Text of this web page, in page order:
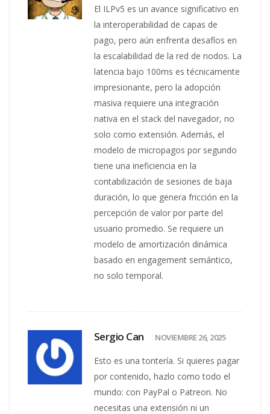
El ILPv5 es un avance significativo en
la interoperabilidad de capas de
pago, pero aún enfrenta desafíos en
la escalabilidad de la red de nodos. La
latencia bajo 100ms es técnicamente
impresionante, pero la adopción
masiva requiere una integración
nativa en el stack del navegador, no
solo como extensión. Además, el
modelo de micropagos por segundo
tiene una ineficiencia en la
contabilización de sesiones de baja
duración, lo que genera fricción en la
percepción de valor por parte del
usuario promedio. Se requiere un
modelo de amortización dinámica
basado en engagement semántico,
no solo temporal.
Sergio Can NOVIEMBRE 26, 2025
Esto es una tontería. Si quieres pagar
por contenido, hazlo como todo el
mundo: con PayPal o Patreon. No
necesitas una extensión ni un